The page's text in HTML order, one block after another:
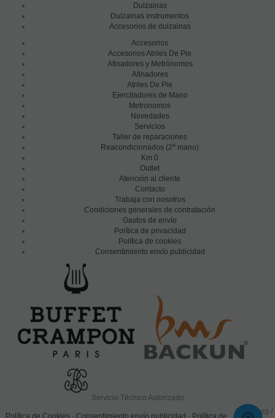
Dulzainas
Dulzainas instrumentos
Accesorios de dulzainas
Accesorios
Accesorios Atriles De Pie
Afinadores y Metrónomos
Afinadores
Atriles De Pie
Ejercitadores de Mano
Metronomos
Novedades
Servicios
Taller de reparaciones
Reacondicionados (2a mano)
Km 0
Outlet
Atención al cliente
Contacto
Trabaja con nosotros
Condiciones generales de contratación
Gastos de envío
Política de privacidad
Política de cookies
Consentimiento envío publicidad
Servicio Técnico Autorizado
Política de Cookies - Consentimiento envío publicidad - Política de
0.132 seg /